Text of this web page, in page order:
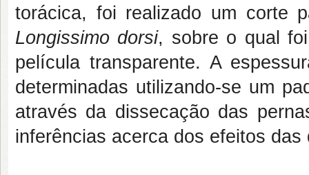
torácica, foi realizado um corte
Longissimo dorsi, sobre o qual
película transparente. A
determinadas utilizando-se um
através da dissecação das
inferências acerca dos efeitos